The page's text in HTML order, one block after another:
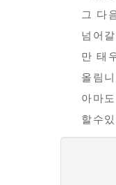
그 다
넘어
만 태
올림
아마
할수